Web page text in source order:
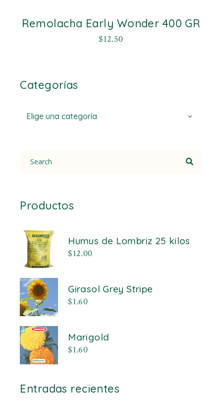
Remolacha Early Wonder 400 GR
$12.50
Categorías
Elige una categoría
for:
Productos
Humus de Lombriz 25 kilos
$12.00
Girasol Grey Stripe
$1.60
Marigold
$1.60
Entradas recientes